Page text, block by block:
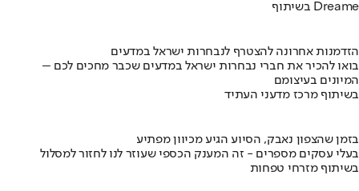
בשיתוף Dreame
הזדמנות אחרונה להצטרף לנבחרות ישראל במדעים
בואו להכיר את חברי נבחרות ישראל במדעים שכבר מחכים לכם –
המיונים בעיצומם
בשיתוף מרכז מדעני העתיד
בזמן שהצפון נאבק, הסיוע הגיע מכיוון מפתיע
בעלי עסקים מספרים - זה המענק הכספי שעוזר לנו לחזור למסלול
בשיתוף מזרחי טפחות